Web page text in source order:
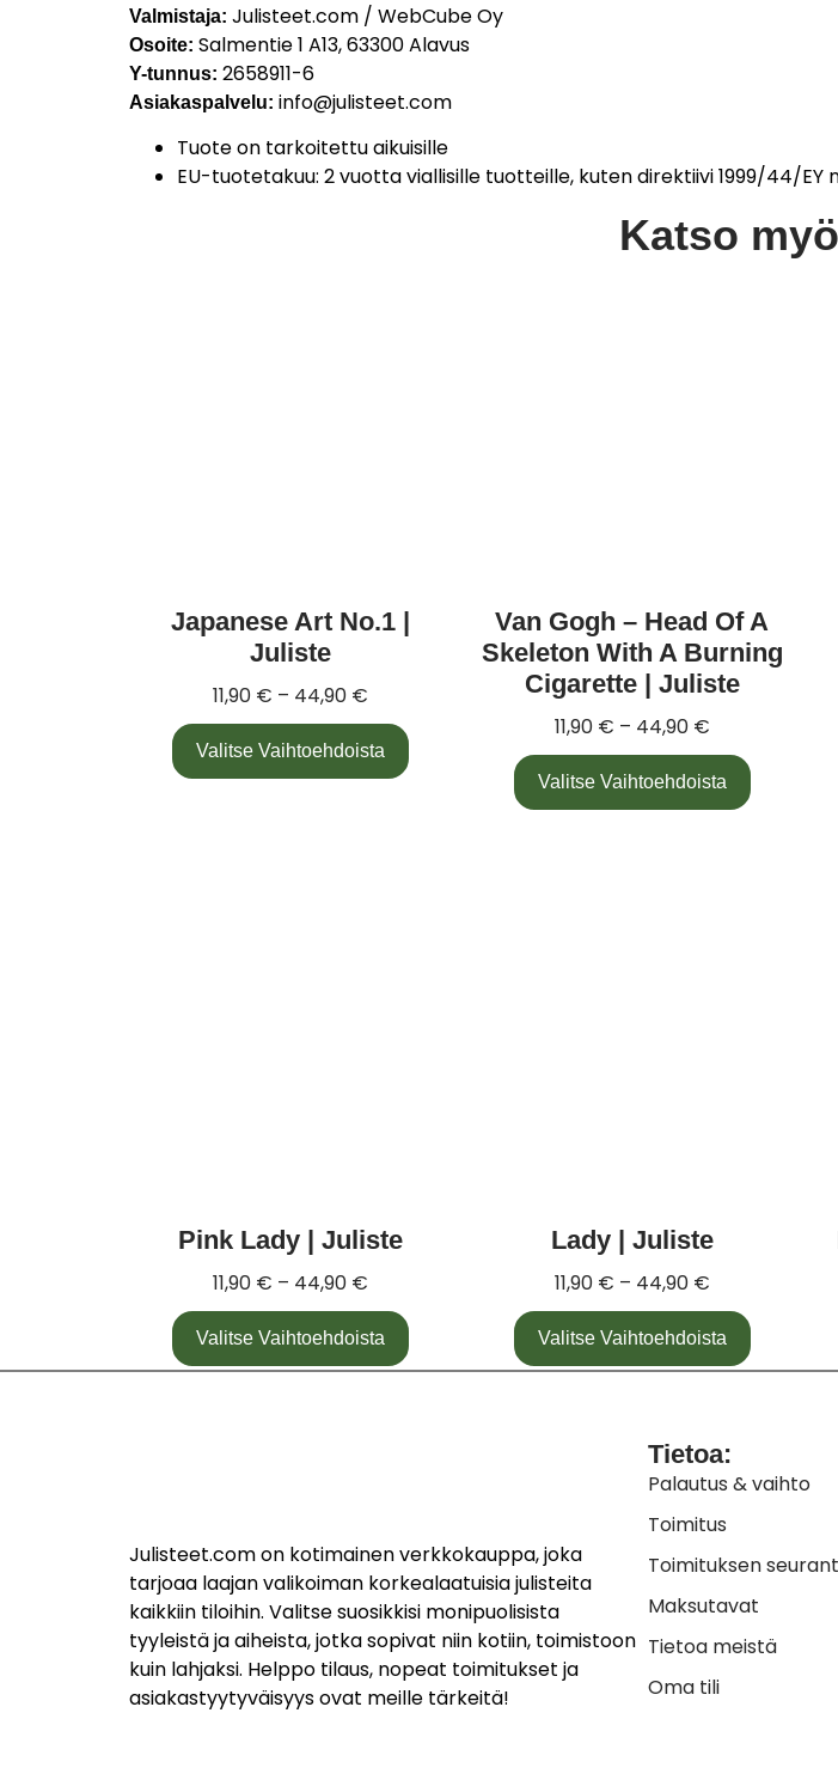
Valmistaja: Julisteet.com / WebCube Oy
Osoite: Salmentie 1 A13, 63300 Alavus
Y-tunnus: 2658911-6
Asiakaspalvelu: info@julisteet.com
Tuote on tarkoitettu aikuisille
EU-tuotetakuu: 2 vuotta viallisille tuotteille, kuten direktiivi 1999/44/EY
Katso
Japanese Art No.1 |
Juliste
11,90 € – 44,90 €
Valitse Vaihtoehdoista
Van Gogh – Head Of A
Skeleton With A Burning
Cigarette | Juliste
11,90 € – 44,90 €
Valitse Vaihtoehdoista
Pink Lady | Juliste
11,90 € – 44,90 €
Valitse Vaihtoehdoista
Lady | Juliste
11,90 € – 44,90 €
Valitse Vaihtoehdoista
Julisteet.com on kotimainen verkkokauppa, joka
tarjoaa laajan valikoiman korkealaatuisia julisteita
kaikkiin tiloihin. Valitse suosikkisi monipuolisista
tyyleistä ja aiheista, jotka sopivat niin kotiin, toimistoon
kuin lahjaksi. Helppo tilaus, nopeat toimitukset ja
asiakastyytyväisyys ovat meille tärkeitä!
Tietoa:
Palautus & vaihto
Toimitus
Toimituksen
Maksutavat
Tietoa meistä
Oma tili